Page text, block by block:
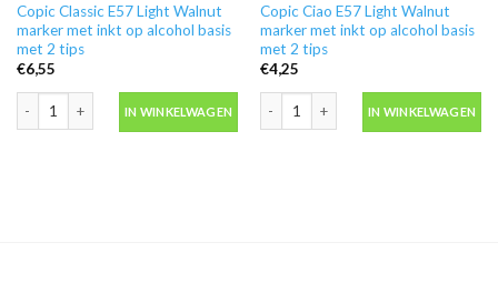
Copic Classic E57 Light Walnut
marker met inkt op alcohol basis
met 2 tips
€6,55
IN WINKELWAGEN
Copic Ciao E57 Light Walnut
marker met inkt op alcohol basis
met 2 tips
€4,25
IN WINKELWAGEN